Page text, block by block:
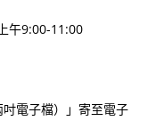
午9:00-11:00
吋電子檔）」寄至電子